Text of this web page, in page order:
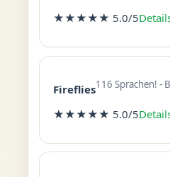
★★★★★ 5.0/5
Fireflies116 Sprachen! -
★★★★★ 5.0/5